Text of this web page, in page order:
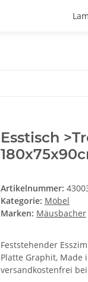
Esstisch
Artikelnummer:
Kategorie: Möbel
Marken: Mäusbacher
Feststehender
Platte Graphit, Made
versandkostenfrei